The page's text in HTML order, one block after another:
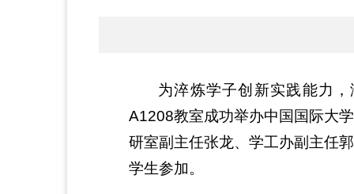
为淬炼学子创新实践能力
A1208教室成功举办中国国际大
研室副主任张龙、学工办副主任
学生参加。